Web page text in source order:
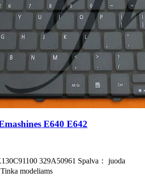
E640 E642
329A50961 Spalva： juoda
modeliams